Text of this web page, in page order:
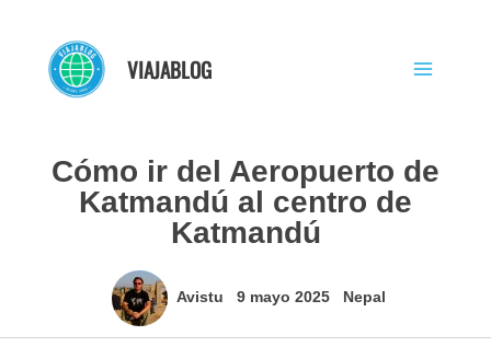
contenido
VIAJABLOG
Cómo ir del Aeropuerto de
Katmandú al centro de
Katmandú
Avistu 9 mayo 2025 Nepal